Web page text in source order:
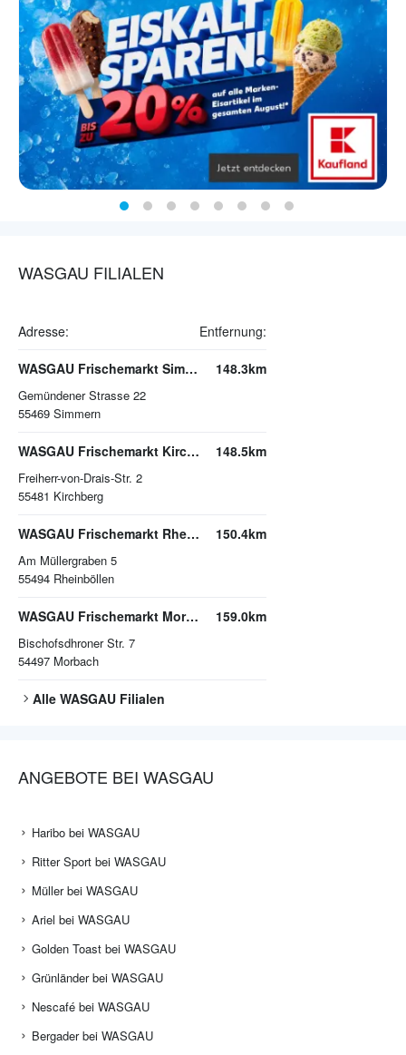
WASGAU FILIALEN
Adresse: Entfernung:
WASGAU Frischemarkt Simmern
Gemündener Strasse 22
55469 Simmern
148.3km
WASGAU Frischemarkt Kirchberg
Freiherr-von-Drais-Str. 2
55481 Kirchberg
148.5km
WASGAU Frischemarkt Rheinböllen
Am Müllergraben 5
55494 Rheinböllen
150.4km
WASGAU Frischemarkt Morbach
Bischofsdhroner Str. 7
54497 Morbach
159.0km
Alle WASGAU Filialen
ANGEBOTE BEI WASGAU
Haribo bei WASGAU
Ritter Sport bei WASGAU
Müller bei WASGAU
Ariel bei WASGAU
Golden Toast bei WASGAU
Grünländer bei WASGAU
Nescafé bei WASGAU
Bergader bei WASGAU